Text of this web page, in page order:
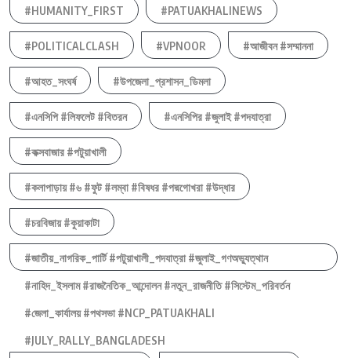
#HUMANITY_FIRST #PATUAKHALINEWS
#POLITICALCLASH #VPNOOR #আজীবন #সম্মাননা
#আহত_সংঘর্ষ #উপজেলা_প্রশাসন_ডিমলা
#এনসিপি #লিফলেট #বিতরন #এনসিপির #জুলাই #পদযাত্রা
#কক্সবাজার #পটুয়াখালী
#কলাপাড়ায় #৬ #ফুট #লম্বা #বিষধর #পদ্মগোখরা #উদ্ধার
#চরবিজায় #কুয়াকাটা
#জাতীয়_নাগরিক_পার্টি #পটুয়াখালী_পদযাত্রা #জুলাই_গণঅভ্যুত্থান
#নাহিদ_ইসলাম #রাজনৈতিক_আন্দোলন #নতুন_রাজনীতি #সিস্টেম_পরিবর্তন
#জেলা_কার্যালয় #পথসভা #NCP_PATUAKHALI
#JULY_RALLY_BANGLADESH